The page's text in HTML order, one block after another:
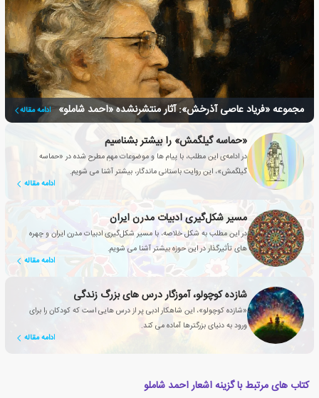
مجموعه «فریاد عاصی آذرخش»: آثار منتشرنشده «احمد شاملو» ادامه مقاله
«حماسه گیلگمش» را بیشتر بشناسیم
در ادامه‌ی این مطلب، با پیام ها و موضوعات مهمِ مطرح شده در «حماسه
گیلگمش»، این روایت باستانی ماندگار، بیشتر آشنا می شویم.
ادامه مقاله
مسیر شکل‌گیری ادبیات مدرن ایران
در این مطلب به شکل خلاصه، با مسیر شکل‌گیری ادبیات مدرن ایران و چهره
های تأثیرگذار در این حوزه بیشتر آشنا می شویم.
ادامه مقاله
شازده کوچولو، آموزگار درس های بزرگ زندگی
«شازده کوچولو»، این شاهکار ادبی پر از درس هایی است که کودکان را برای
ورود به دنیای بزرگترها آماده می کند.
ادامه مقاله
کتاب های مرتبط با گزینه اشعار احمد شاملو